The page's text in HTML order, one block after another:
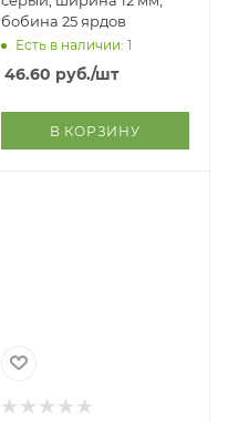
бобина 25 ярдов
Есть в наличии: 1
46.60 руб./шт
В КОРЗИНУ